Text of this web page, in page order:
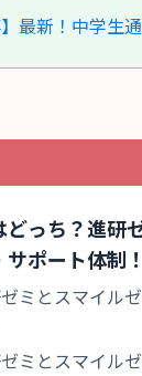
最新！中学生
どっち？進研
ポート体制！
ミとスマイル
ミとスマイル